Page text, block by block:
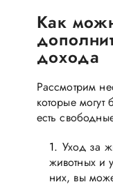
​Как
дохода
Рассмотрим
которые
есть
Уход за
животных и
них, вы